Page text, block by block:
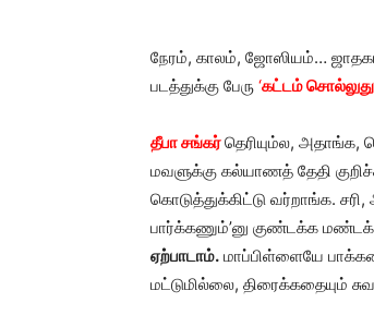
நேரம், காலம், ஜோஸியம்…
படத்துக்கு பேரு ‘கட்டம் சொல்லுது
தீபா சங்கர்தெரியும்ல,
மவளுக்கு கல்யாணத் தேதி
கொடுத்துக்கிட்டு வர்றாங்க.
பார்க்கணும்’னு குண்டக்க
ஏற்பாடாம். மாப்பிள்ளையே
மட்டுமில்லை, திரைக்கதையும்